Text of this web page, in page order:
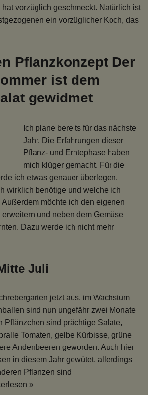
vorzüglich geschmeckt. Natürlich ist
ein vorzüglicher Koch, das
Pflanzkonzept Der
ist dem
gewidmet
Ich plane bereits für das nächste
Jahr. Die Erfahrungen dieser
Pflanz- und Erntephase haben
mich klüger gemacht. Für die
ich etwas genauer überlegen,
wirklich benötige und welche ich
Außerdem möchte ich den eigenen
und neben dem Gemüse
Dazu werde ich nicht mehr
Juli
jetzt aus, im Wachstum
sind nun ungefähr zwei Monate
Pflänzchen sind prächtige Salate,
Tomaten, gelbe Kürbisse, grüne
Andenbeeren geworden. Auch hier
in diesem Jahr gewütet, allerdings
Pflanzen sind
»